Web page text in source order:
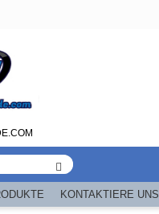
KONTAKTIERE UNS